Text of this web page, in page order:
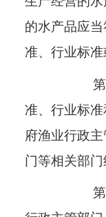
的水产品应
准、行业标准
准、行业标
府渔业行政
门等相关部门